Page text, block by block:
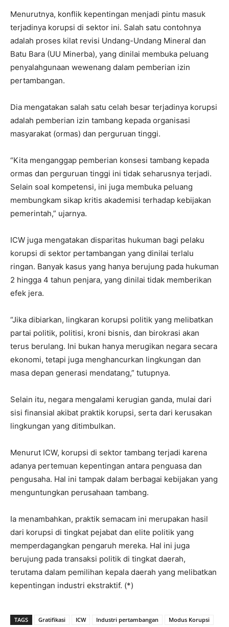
Menurutnya, konflik kepentingan menjadi pintu masuk
terjadinya korupsi di sektor ini. Salah satu contohnya
adalah proses kilat revisi Undang-Undang Mineral dan
Batu Bara (UU Minerba), yang dinilai membuka peluang
penyalahgunaan wewenang dalam pemberian izin
pertambangan.
Dia mengatakan salah satu celah besar terjadinya korupsi
adalah pemberian izin tambang kepada organisasi
masyarakat (ormas) dan perguruan tinggi.
“Kita menganggap pemberian konsesi tambang kepada
ormas dan perguruan tinggi ini tidak seharusnya terjadi.
Selain soal kompetensi, ini juga membuka peluang
membungkam sikap kritis akademisi terhadap kebijakan
pemerintah,” ujarnya.
ICW juga mengatakan disparitas hukuman bagi pelaku
korupsi di sektor pertambangan yang dinilai terlalu
ringan. Banyak kasus yang hanya berujung pada hukuman
2 hingga 4 tahun penjara, yang dinilai tidak memberikan
efek jera.
“Jika dibiarkan, lingkaran korupsi politik yang melibatkan
partai politik, politisi, kroni bisnis, dan birokrasi akan
terus berulang. Ini bukan hanya merugikan negara secara
ekonomi, tetapi juga menghancurkan lingkungan dan
masa depan generasi mendatang,” tutupnya.
Selain itu, negara mengalami kerugian ganda, mulai dari
sisi finansial akibat praktik korupsi, serta dari kerusakan
lingkungan yang ditimbulkan.
Menurut ICW, korupsi di sektor tambang terjadi karena
adanya pertemuan kepentingan antara penguasa dan
pengusaha. Hal ini tampak dalam berbagai kebijakan yang
menguntungkan perusahaan tambang.
Ia menambahkan, praktik semacam ini merupakan hasil
dari korupsi di tingkat pejabat dan elite politik yang
memperdagangkan pengaruh mereka. Hal ini juga
berujung pada transaksi politik di tingkat daerah,
terutama dalam pemilihan kepala daerah yang melibatkan
kepentingan industri ekstraktif. (*)
TAGS Gratifikasi ICW Industri pertambangan Modus Korupsi